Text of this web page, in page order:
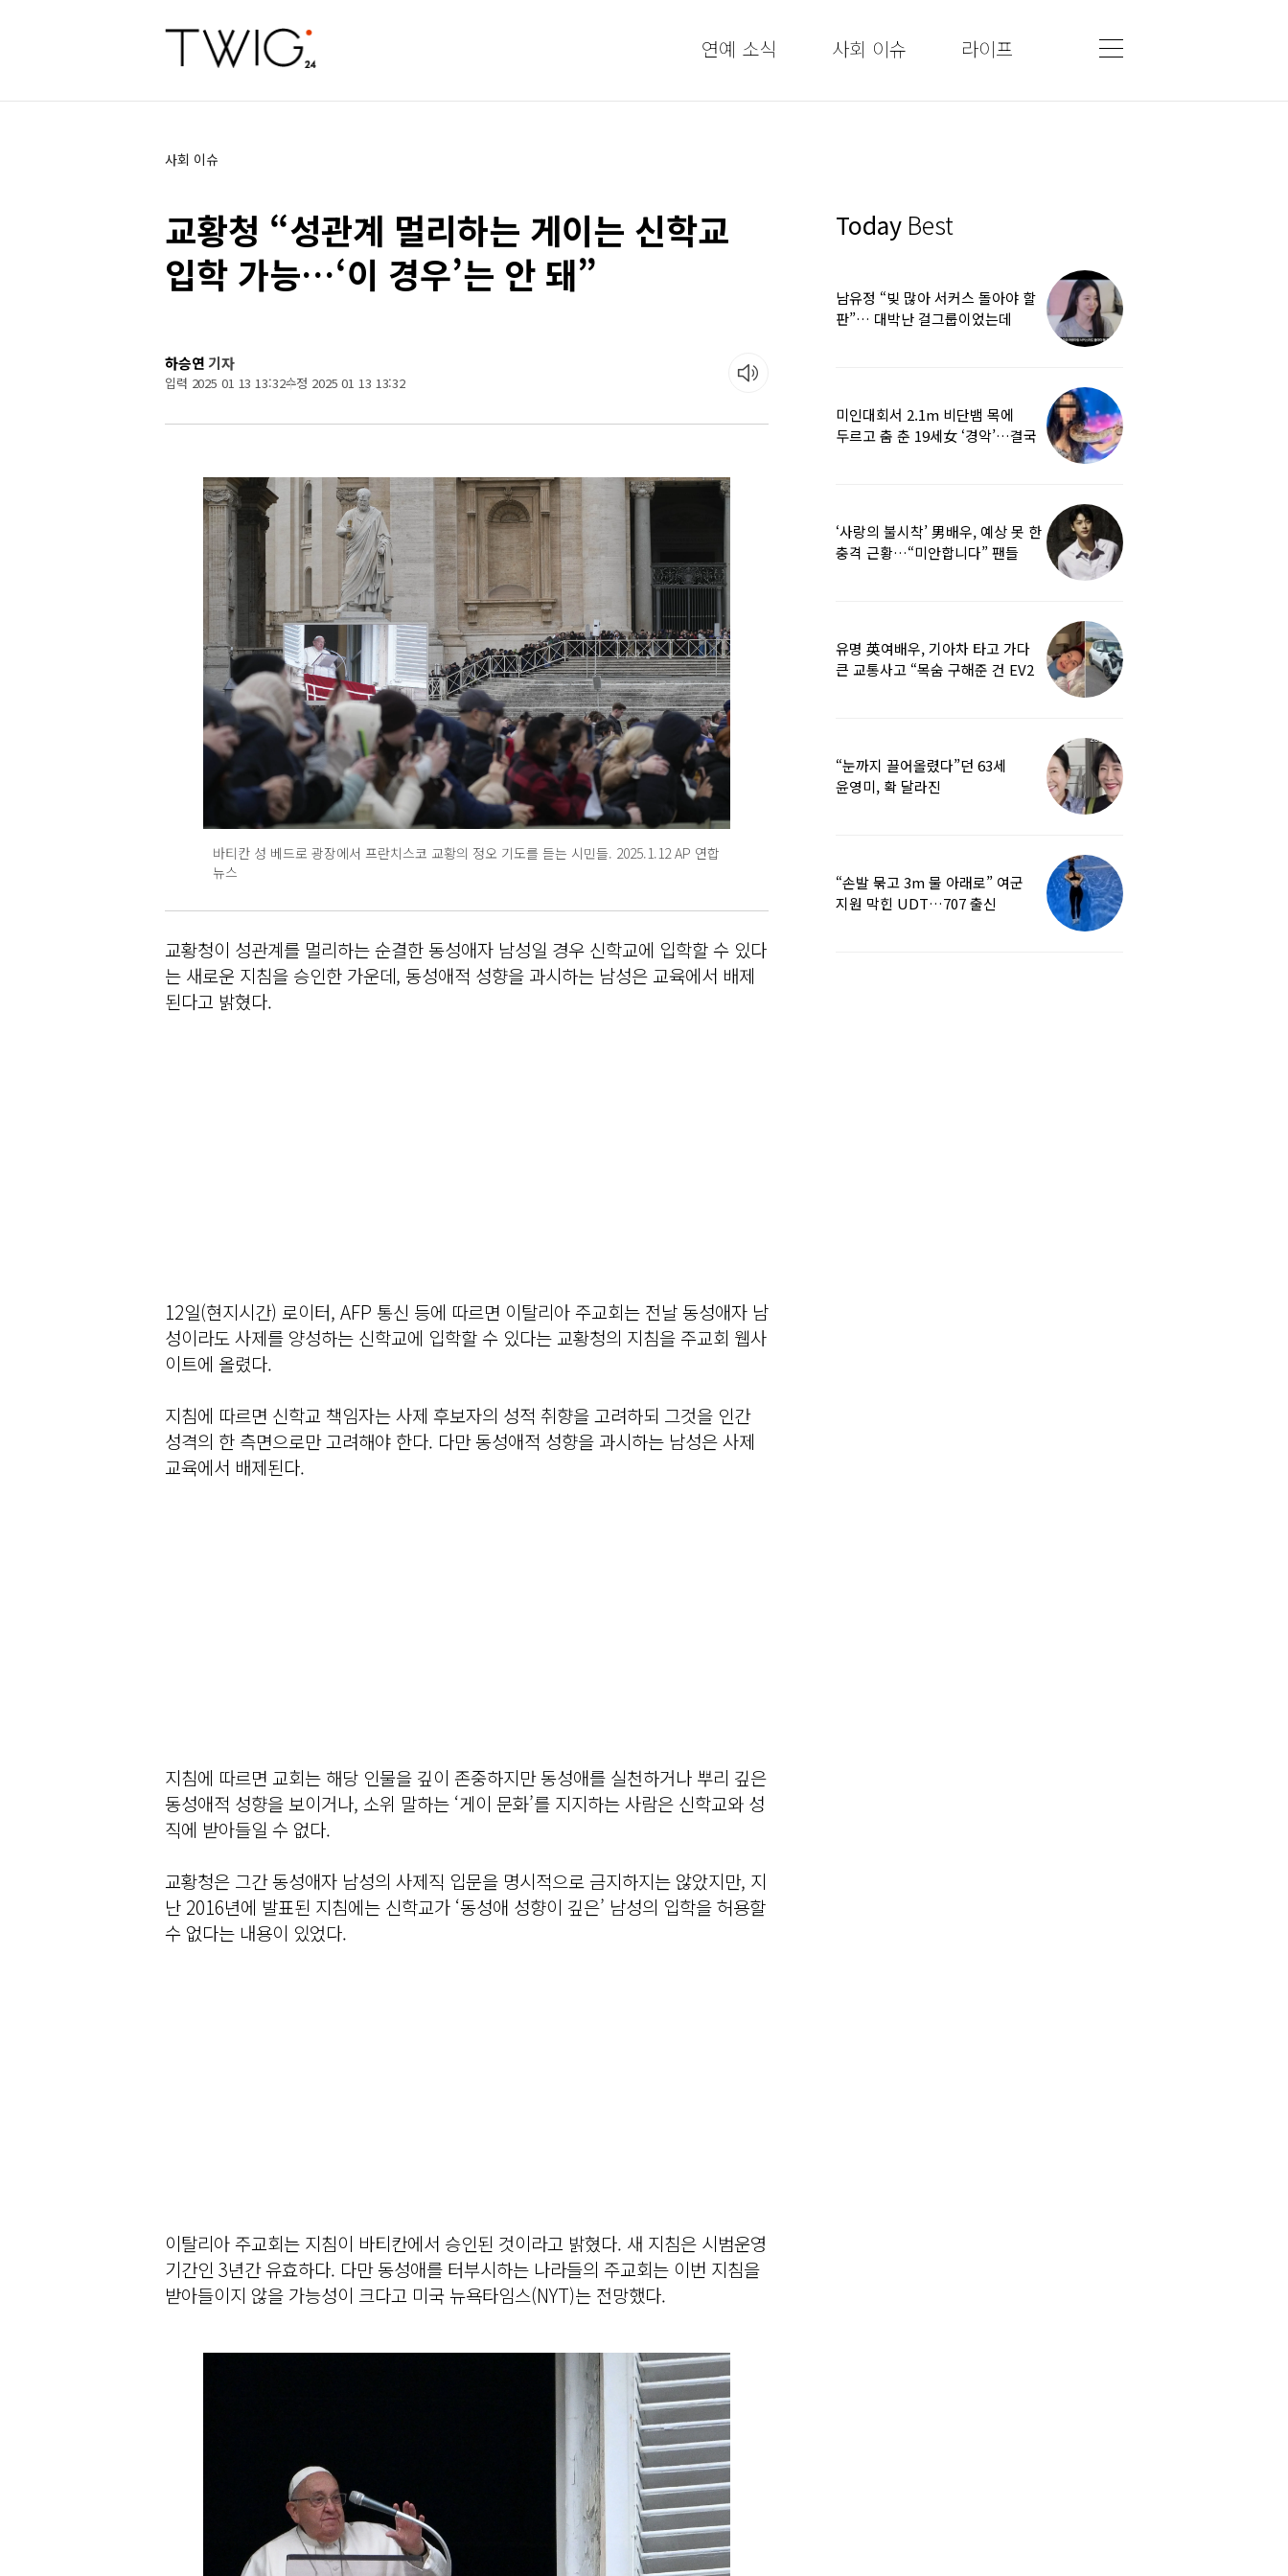
연예 소식 사회 이슈 라이프
사회 이슈
교황청 “성관계 멀리하는 게이는 신학교
입학 가능…‘이 경우’는 안 돼”
하승연기자
입력 2025 01 13 13:32수정 2025 01 13 13:32
바티칸 성 베드로 광장에서 프란치스코 교황의 정오 기도를 듣는 시민들. 2025.1.12 AP 연합
뉴스
교황청이 성관계를 멀리하는 순결한 동성애자 남성일 경우 신학교에 입학할 수 있다
는 새로운 지침을 승인한 가운데, 동성애적 성향을 과시하는 남성은 교육에서 배제
된다고 밝혔다.
12일(현지시간) 로이터, AFP 통신 등에 따르면 이탈리아 주교회는 전날 동성애자 남
성이라도 사제를 양성하는 신학교에 입학할 수 있다는 교황청의 지침을 주교회 웹사
이트에 올렸다.
지침에 따르면 신학교 책임자는 사제 후보자의 성적 취향을 고려하되 그것을 인간
성격의 한 측면으로만 고려해야 한다. 다만 동성애적 성향을 과시하는 남성은 사제
교육에서 배제된다.
지침에 따르면 교회는 해당 인물을 깊이 존중하지만 동성애를 실천하거나 뿌리 깊은
동성애적 성향을 보이거나, 소위 말하는 ‘게이 문화’를 지지하는 사람은 신학교와 성
직에 받아들일 수 없다.
교황청은 그간 동성애자 남성의 사제직 입문을 명시적으로 금지하지는 않았지만, 지
난 2016년에 발표된 지침에는 신학교가 ‘동성애 성향이 깊은’ 남성의 입학을 허용할
수 없다는 내용이 있었다.
이탈리아 주교회는 지침이 바티칸에서 승인된 것이라고 밝혔다. 새 지침은 시범운영
기간인 3년간 유효하다. 다만 동성애를 터부시하는 나라들의 주교회는 이번 지침을
받아들이지 않을 가능성이 크다고 미국 뉴욕타임스(NYT)는 전망했다.
Today Best
남유정 “빚 많아 서커스 돌아야 할
판”… 대박난 걸그룹이었는데
미인대회서 2.1m 비단뱀 목에
두르고 춤 춘 19세女 ‘경악’…결국
‘사랑의 불시착’ 男배우, 예상 못 한
충격 근황…“미안합니다” 팬들
유명 英여배우, 기아차 타고 가다
큰 교통사고 “목숨 구해준 건 EV2
“눈까지 끌어올렸다”던 63세
윤영미, 확 달라진
“손발 묶고 3m 물 아래로” 여군
지원 막힌 UDT…707 출신